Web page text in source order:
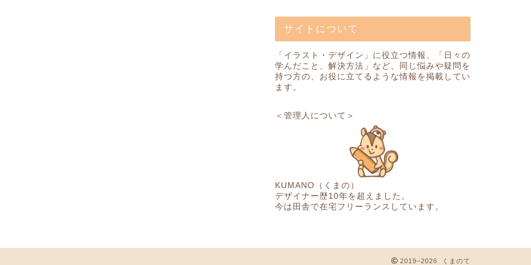
サイトについて
「イラスト・デザイン」に役立つ情報、「日々の
学んだこと、解決方法」など、同じ悩みや疑問を
持つ方の、お役に立てるような情報を掲載してい
ます。
＜管理人について＞
KUMANO（くまの）
デザイナー歴10年を超えました。
今は田舎で在宅フリーランスしています。
2019–2026 くまのて